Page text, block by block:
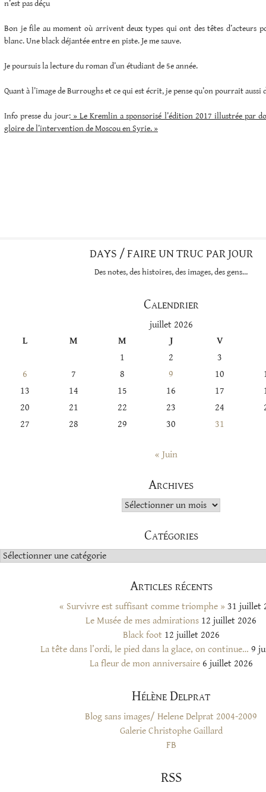
n’est pas déçu
Bon je file au moment où arrivent deux types qui ont des têtes d’acteurs
blanc. Une black déjantée entre en piste. Je me sauve.
Je poursuis la lecture du roman d’un étudiant de 5e année.
Quant à l’image de Burroughs et ce qui est écrit, je pense qu’on pourrait
Info presse du jour:» Le Kremlin a sponsorisé l’édition 2017 illustrée par
gloire de l’intervention de Moscou en Syrie. »
DAYS / FAIRE UN TRUC PAR JOUR
Des notes, des histoires, des images, des gens…
Calendrier
juillet 2026
L
M M J
V
1
2
3
6
7 8 9 10
13
14 15 16 17
20
21 22 23 24
27
28 29 30 31
« Juin
Archives
Archives
Catégories
Catégories
Articles récents
« Survivre est suffisant comme triomphe » 31 juillet
Le Musée de mes admirations 12 juillet 2026
Black foot 12 juillet 2026
La tête dans l’ordi, le pied dans la glace, on continue… 9
La fleur de mon anniversaire 6 juillet 2026
Hélène Delprat
Blog sans images/ Helene Delprat 2004-2009
Galerie Christophe Gaillard
FB
RSS